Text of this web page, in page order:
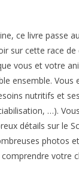
ce livre passe
sur cette race de
vous et votre
ensemble. Vous
nutritifs et
…).
détails sur le
photos
votre